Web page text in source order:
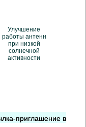
Улучшение
работы антенн
при низкой
солнечной
активности
приглашение в